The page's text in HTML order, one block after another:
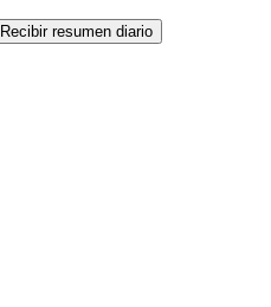
Recibir resumen diario